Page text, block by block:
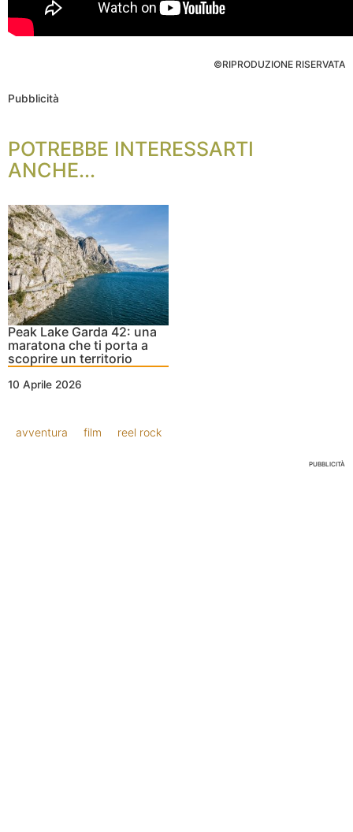
©RIPRODUZIONE RISERVATA
Pubblicità
POTREBBE INTERESSARTI
ANCHE...
Peak Lake Garda 42: una
maratona che ti porta a
scoprire un territorio
10 Aprile 2026
avventura film reel rock
PUBBLICITÀ